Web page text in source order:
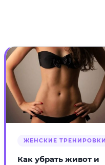
ЖЕНСКИЕ ТРЕНИРОВКИ
Как убрать живот и